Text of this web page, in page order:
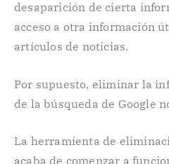
desaparición de cierta
acceso a otra información
artículos de noticias.
Por supuesto, eliminar la
de la búsqueda de Google
La herramienta de
acaba de comenzar a